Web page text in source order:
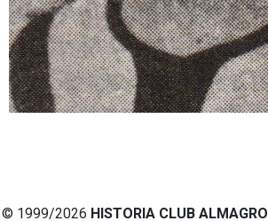
© 1999/2026 HISTORIA CLUB ALMAGRO